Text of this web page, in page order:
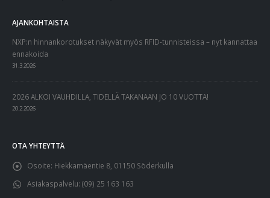
AJANKOHTAISTA
NXP:n hinnankorotukset näkyvät myös RFID-tunnisteissa – nyt kannattaa
ennakoida
31.3.2026
2026 ALKOI VAUHDILLA, TIDELLÄ TAKANAAN JO 10 VUOTTA!
20.2.2026
OTA YHTEYTTÄ
Osoite: Hiekkamäentie 8, 01150 Söderkulla
Asiakaspalvelu: (09) 25 163 163